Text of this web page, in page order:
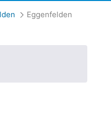
Eggenfelden